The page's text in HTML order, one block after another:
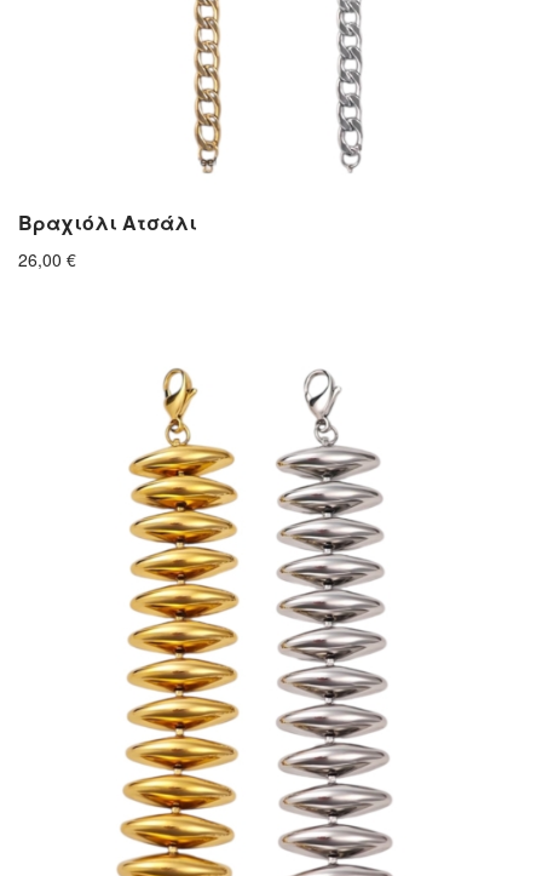
Βραχιόλι Ατσάλι
26,00 €